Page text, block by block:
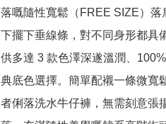
落嘅隨性寬鬆（FREE SIZE）
下擺下垂線條，對不同身形都具
供多達 3 款色澤深遂溫潤、
典底色選擇。簡單配襯一條微寬
者俐落洗水牛仔褲，無需刻意張